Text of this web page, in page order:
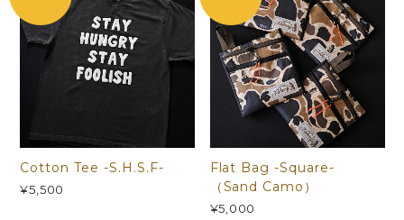
Cotton Tee -S.H.S.F-
¥5,500
Flat Bag -Square-
（Sand Camo）
¥5,000